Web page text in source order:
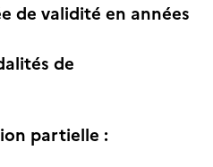
de validité en années
de
partielle :